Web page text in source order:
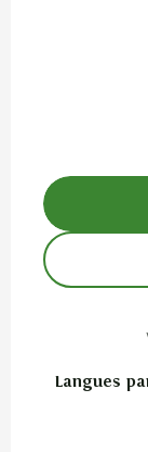
Langues
Langues